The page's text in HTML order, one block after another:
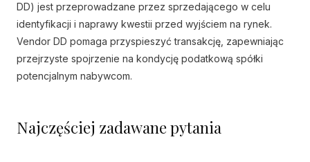
DD) jest przeprowadzane przez sprzedającego w celu
identyfikacji i naprawy kwestii przed wyjściem na rynek.
Vendor DD pomaga przyspieszyć transakcję, zapewniając
przejrzyste spojrzenie na kondycję podatkową spółki
potencjalnym nabywcom.
Najczęściej zadawane pytania